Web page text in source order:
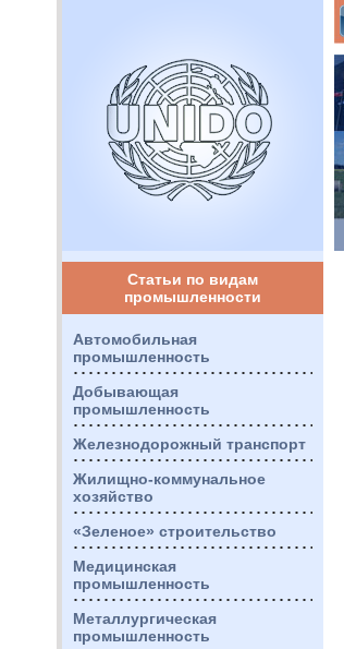
Статьи по видам
промышленности
Автомобильная
промышленность
Добывающая
промышленность
Железнодорожный транспорт
Жилищно-коммунальное
хозяйство
«Зеленое» строительство
Медицинская
промышленность
Металлургическая
промышленность